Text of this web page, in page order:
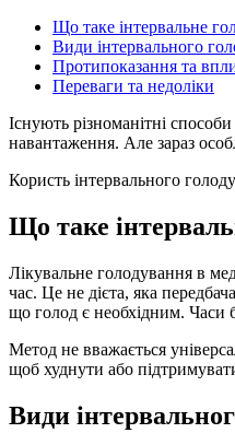
Що таке інтервальне
Види інтервального
Протипоказання та
Переваги та недоліки
Існують різноманітні
навантаження. Але зараз
Користь інтервального
Що таке
Лікувальне голодування в
час. Це не дієта, яка
що голод є необхідним. Часи
Метод не вважається
щоб худнути або
Види